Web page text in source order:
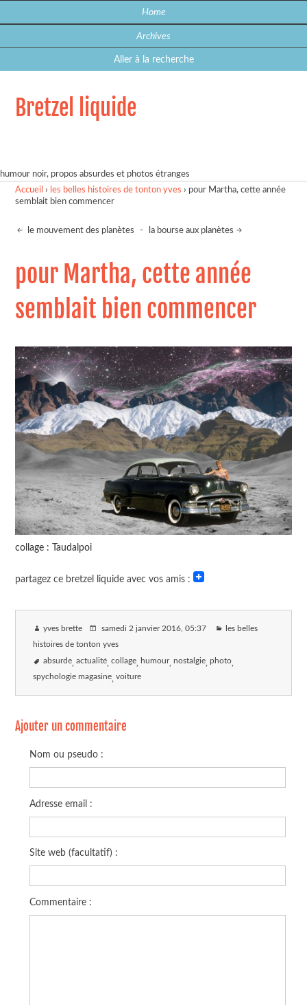
Home
Archives
Aller à la recherche
Bretzel liquide
humour noir, propos absurdes et photos étranges
Accueil › les belles histoires de tonton yves › pour Martha, cette année
semblait bien commencer
le mouvement des planètes - la bourse aux planètes
pour Martha, cette année
semblait bien commencer
collage : Taudalpoi
partagez ce bretzel liquide avec vos amis :
yves brette samedi 2 janvier 2016 , 05:37 les belles
histoires de tonton yves
absurde actualité collage humour nostalgie photo
spychologie magasine voiture
Ajouter un commentaire
Nom ou pseudo :
Adresse email :
Site web (facultatif) :
Commentaire :